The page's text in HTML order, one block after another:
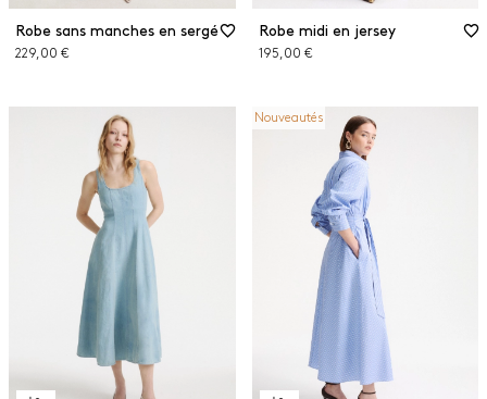
Robe sans manches en sergé
229,00 €
Robe midi en jersey
195,00 €
Nouveautés